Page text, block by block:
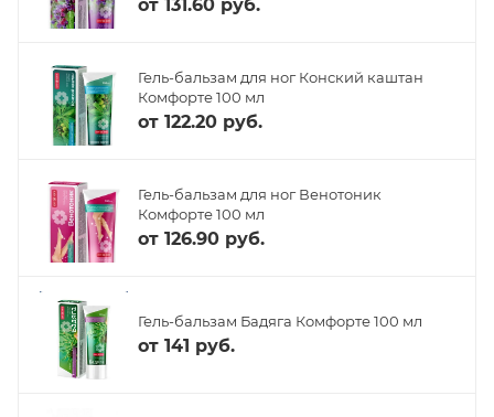
от 131.60 руб.
Гель-бальзам для ног Конский каштан
Комфорте 100 мл
от 122.20 руб.
Гель-бальзам для ног Венотоник
Комфорте 100 мл
от 126.90 руб.
Гель-бальзам Бадяга Комфорте 100 мл
от 141 руб.